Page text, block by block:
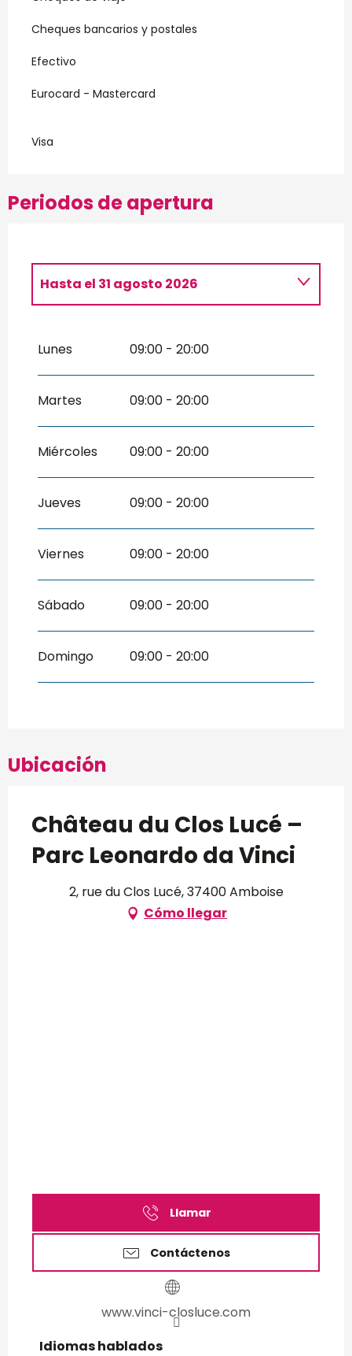
Cheques bancarios y postales
Efectivo
Eurocard - Mastercard
Visa
Periodos de apertura
Hasta el 31 agosto 2026
Del1 septiembre 2026al31 octubre
2026
2026
Lunes 09:00 - 20:00
Martes 09:00 - 20:00
Miércoles 09:00 - 20:00
Jueves 09:00 - 20:00
Viernes 09:00 - 20:00
Sábado 09:00 - 20:00
Domingo 09:00 - 20:00
Ubicación
Château du Clos Lucé –
Parc Leonardo da Vinci
2, rue du Clos Lucé, 37400 Amboise
Cómo llegar
Llamar
Contáctenos
www.vinci-closluce.com
Idiomas hablados
Idiomas hablados